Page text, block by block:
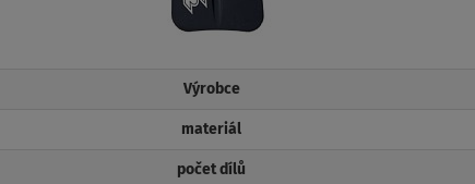
Výrobce
materiál
počet dílů